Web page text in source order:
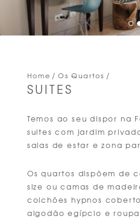
Home Os Quartos
SUITES
Temos ao seu dispor na
suites com jardim
salas de estar e zona
Os quartos dispõem de
size ou camas de
colchões hypnos
algodão egípcio e